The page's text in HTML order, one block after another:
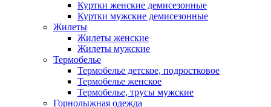
Куртки женские демисезонные
Куртки мужские демисезонные
Жилеты
Жилеты женские
Жилеты мужские
Термобелье
Термобелье детское, подростковое
Термобелье женское
Термобелье, трусы мужские
Горнолыжная одежда